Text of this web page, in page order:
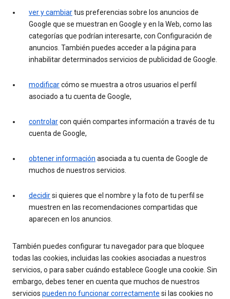
ver y cambiartus preferencias sobre los anuncios de
Google que se muestran en Google y en la Web, como las
categorías que podrían interesarte, con Configuración de
anuncios. También puedes acceder a la página para
inhabilitar determinados servicios de publicidad de Google.
modificarcómo se muestra a otros usuarios el perfil
asociado a tu cuenta de Google,
controlarcon quién compartes información a través de tu
cuenta de Google,
obtener información asociada a tu cuenta de Google de
muchos de nuestros servicios.
decidirsi quieres que el nombre y la foto de tu perfil se
muestren en las recomendaciones compartidas que
aparecen en los anuncios.
También puedes configurar tu navegador para que bloquee
todas las cookies, incluidas las cookies asociadas a nuestros
servicios, o para saber cuándo establece Google una cookie. Sin
embargo, debes tener en cuenta que muchos de nuestros
servicios pueden no funcionar correctamente si las cookies no